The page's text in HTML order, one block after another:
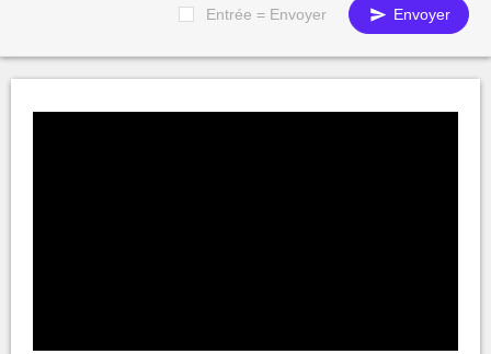
Entrée = Envoyer Envoyer